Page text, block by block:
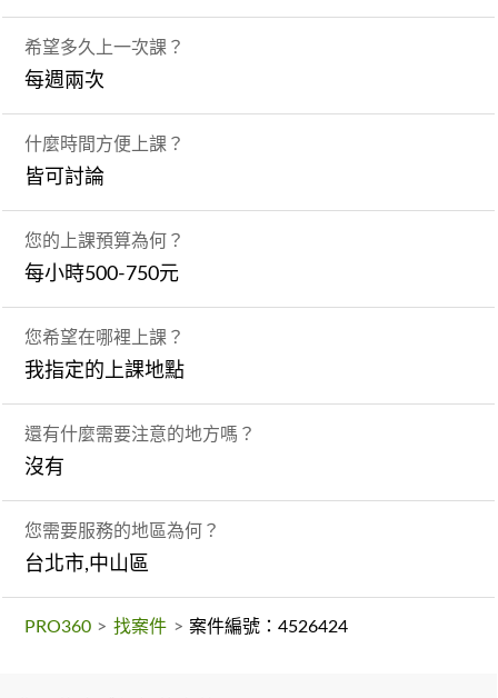
希望多久上一次課？
每週兩次
什麼時間方便上課？
皆可討論
您的上課預算為何？
每小時500-750元
您希望在哪裡上課？
我指定的上課地點
還有什麼需要注意的地方嗎？
沒有
您需要服務的地區為何？
台北市,中山區
PRO360 > 找案件 > 案件編號：4526424